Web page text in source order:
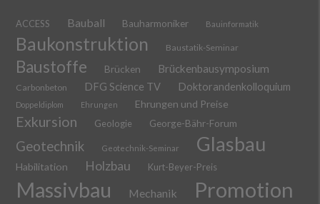
ACCESS Bauball Bauharmoniker Bauinformatik
Baukonstruktion Baustatik-Seminar
Baustoffe Brücken Brückenbausymposium
Carbonbeton DFG Science TV Doktorandenkolloquium
Doppeldiplom Ehrungen Ehrungen und Preise
Exkursion Geologie George-Bähr-Forum
Geotechnik Geotechnik-Seminar Glasbau
Habilitation Holzbau Kurt-Beyer-Preis
Massivbau Mechanik Promotion